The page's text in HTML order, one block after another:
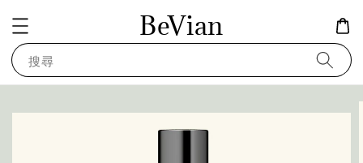
BeVian
搜尋